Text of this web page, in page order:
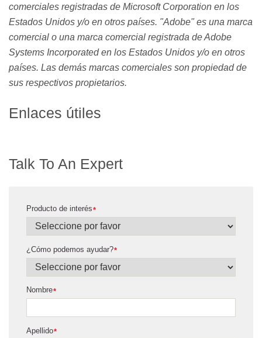
comerciales registradas de Microsoft Corporation en los
Estados Unidos y/o en otros países. "Adobe" es una marca
comercial o una marca comercial registrada de Adobe
Systems Incorporated en los Estados Unidos y/o en otros
países. Las demás marcas comerciales son propiedad de
sus respectivos propietarios.
Enlaces útiles
Talk To An Expert
*
Producto de interés
*
¿Cómo podemos ayudar?
*
Nombre
*
Apellido